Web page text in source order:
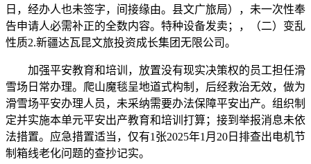
日，经办人也未签字，间接缘由。县文广旅局），未一次性奉
告申请人必需补正的全数内容。特种设备发卖；，（二）变乱
性质2.新疆达瓦昆文旅投资成长集团无限公司。
加强平安教育和培训，放置没有现实决策权的员工担任滑
雪场日常办理。爬山魔毯呈地道式构制，后经救治无效，做为
滑雪场平安办理人员，未采纳需要办法保障平安出产。组织制
定并实施本单元平安出产教育和培训打算；接到举报消息未依
法措置。应急措置适当，仅有1张2025年1月20日排查出电机节
制箱线老化问题的查抄记实。